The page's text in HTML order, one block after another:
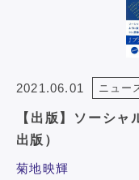
2021.06.01 ニュー
【出版】ソーシ
出版）
菊地映輝